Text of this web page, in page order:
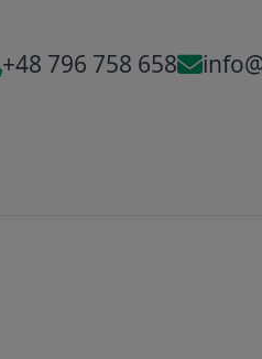
+48 796 758 658